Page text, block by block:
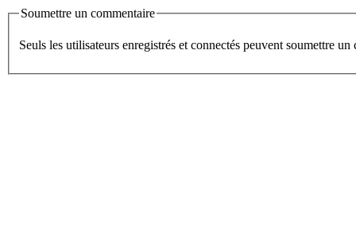
Soumettre un commentaire
Seuls les utilisateurs enregistrés et connectés peuvent soumettre un